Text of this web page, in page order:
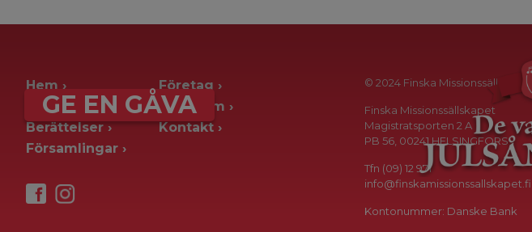
GE EN GÅVA
Hem
Ge en gåva
Berättelser
Församlingar
Företag
Pressrum
Kontakt
© 2024 Finska Missionssällskapet
Finska Missionssällskapet
Magistratsporten 2 A
PB 56, 00241 HELSINGFORS
Tfn (09) 12 971
info@finskamissionssallskapet.fi
Kontonummer: Danske Bank